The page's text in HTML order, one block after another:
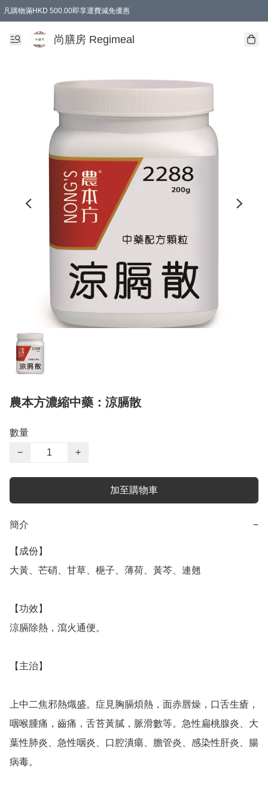
凡購物滿HKD 500.00即享運費減免優惠
尚膳房 Regimeal
農本方濃縮中藥：涼膈散
數量
−
+
加至購物車
簡介 −
【成份】
大黃、芒硝、甘草、梔子、薄荷、黃芩、連翹
【功效】
涼膈除熱，瀉火通便。
【主治】
上中二焦邪熱熾盛。症見胸膈煩熱，面赤唇燥，口舌生瘡，
咽喉腫痛，齒痛，舌苔黃膩，脈滑數等。急性扁桃腺炎、大
葉性肺炎、急性咽炎、口腔潰瘍、膽管炎、感染性肝炎、腸
病毒。